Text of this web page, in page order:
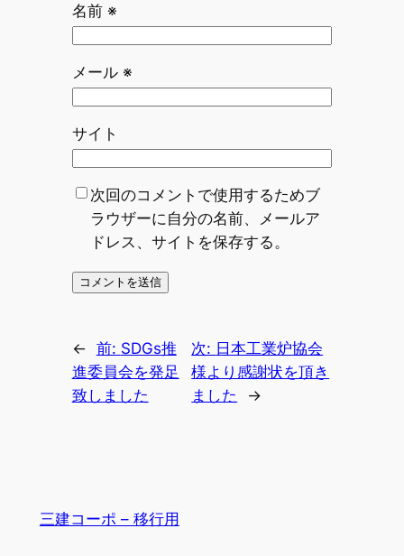
名前 ※
メール ※
サイト
次回のコメントで使用するためブ
ラウザーに自分の名前、メールア
ドレス、サイトを保存する。
← 前: SDGs推
進委員会を発足
致しました
次: 日本工業炉協会
様より感謝状を頂き
ました
→
三建コーポ – 移行用